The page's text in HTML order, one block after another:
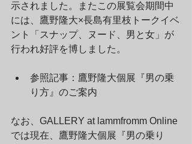
示されました。またこの展覧会期間中
には、鷹野隆大×長島有里枝トークイベ
ント「スナップ、ヌード、男と女」が
行われ好評を博しました。
参照記事：鷹野隆大個展『男の乗
り方』のご案内
なお、GALLERY at lammfromm Online
では現在、鷹野隆大個展『男の乗り